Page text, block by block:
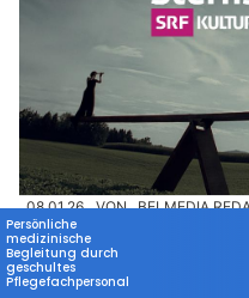
08.01.26 VON BELMEDIA
Andreas Maercker ist einer
Traumaforscher der Welt –
selbst Traumatisches erlebt.